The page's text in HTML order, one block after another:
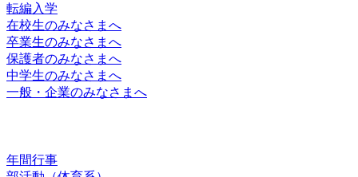
転編入学
在校生のみなさまへ
卒業生のみなさまへ
保護者のみなさまへ
中学生のみなさまへ
一般・企業のみなさまへ
年間行事